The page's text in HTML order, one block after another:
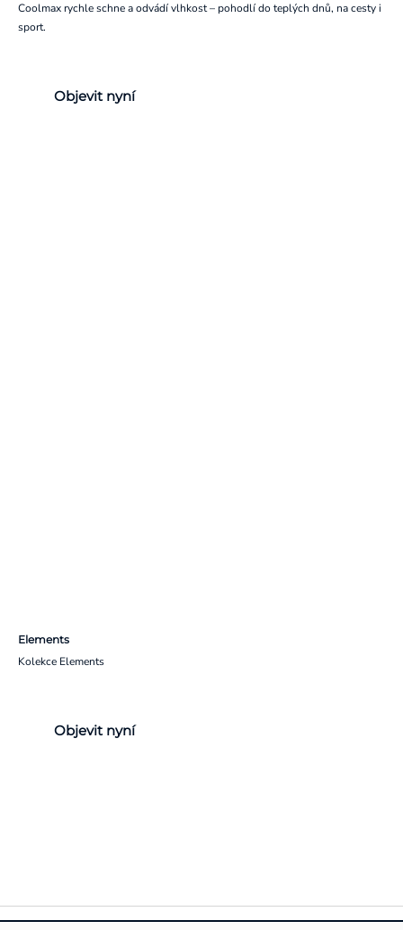
Coolmax rychle schne a odvádí vlhkost – pohodlí do teplých dnů, na cesty i
sport.
Objevit nyní
Elements
Kolekce Elements
Objevit nyní